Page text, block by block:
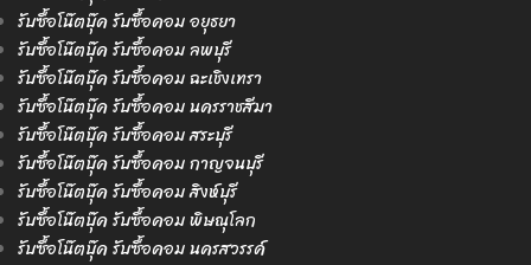
รับซื้อโน๊ตบุ๊ค รับซื้อคอม อยุธยา
รับซื้อโน๊ตบุ๊ค รับซื้อคอม ลพบุรี
รับซื้อโน๊ตบุ๊ค รับซื้อคอม ฉะเชิงเทรา
รับซื้อโน๊ตบุ๊ค รับซื้อคอม นครราชสีมา
รับซื้อโน๊ตบุ๊ค รับซื้อคอม สระบุรี
รับซื้อโน๊ตบุ๊ค รับซื้อคอม กาญจนบุรี
รับซื้อโน๊ตบุ๊ค รับซื้อคอม สิงห์บุรี
รับซื้อโน๊ตบุ๊ค รับซื้อคอม พิษณุโลก
รับซื้อโน๊ตบุ๊ค รับซื้อคอม นครสวรรค์